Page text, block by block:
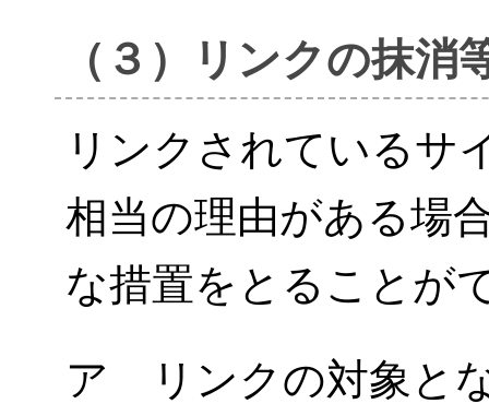
（３）リンクの抹消
リンクされているサ
相当の理由がある場
な措置をとることが
ア リンクの対象と